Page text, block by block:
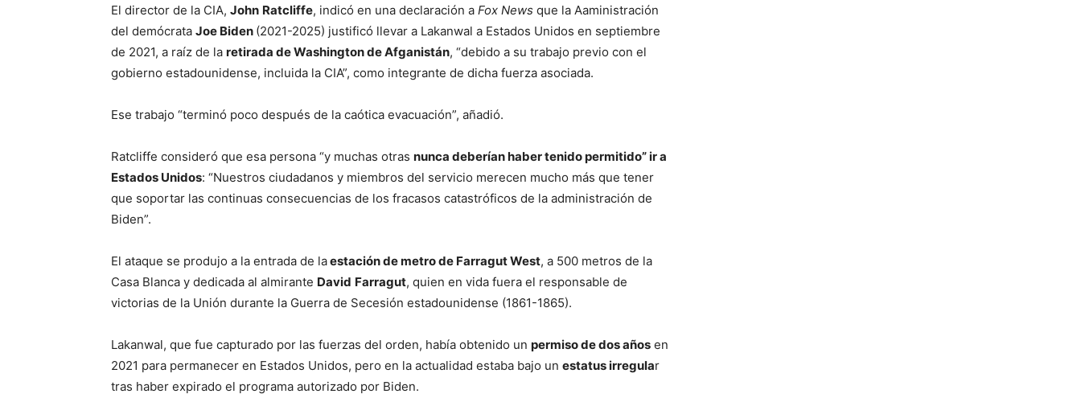
El director de la CIA, John Ratcliffe, indicó en una declaración a Fox News que la Aaministración
del demócrata Joe Biden (2021-2025) justificó llevar a Lakanwal a Estados Unidos en septiembre
de 2021, a raíz de la retirada de Washington de Afganistán, “debido a su trabajo previo con el
gobierno estadounidense, incluida la CIA”, como integrante de dicha fuerza asociada.
Ese trabajo “terminó poco después de la caótica evacuación”, añadió.
Ratcliffe consideró que esa persona “y muchas otras nunca deberían haber tenido permitido” ir a
Estados Unidos: “Nuestros ciudadanos y miembros del servicio merecen mucho más que tener
que soportar las continuas consecuencias de los fracasos catastróficos de la administración de
Biden”.
El ataque se produjo a la entrada de laestación de metro de Farragut West, a 500 metros de la
Casa Blanca y dedicada al almirante David Farragut, quien en vida fuera el responsable de
victorias de la Unión durante la Guerra de Secesión estadounidense (1861-1865).
Lakanwal, que fue capturado por las fuerzas del orden, había obtenido un permiso de dos años en
2021 para permanecer en Estados Unidos, pero en la actualidad estaba bajo un estatus irregular
tras haber expirado el programa autorizado por Biden.